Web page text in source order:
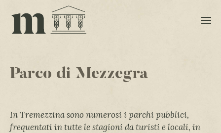
Parco di Mezzegra
In Tremezzina sono numerosi i parchi pubblici,
frequentati in tutte le stagioni da turisti e locali, in